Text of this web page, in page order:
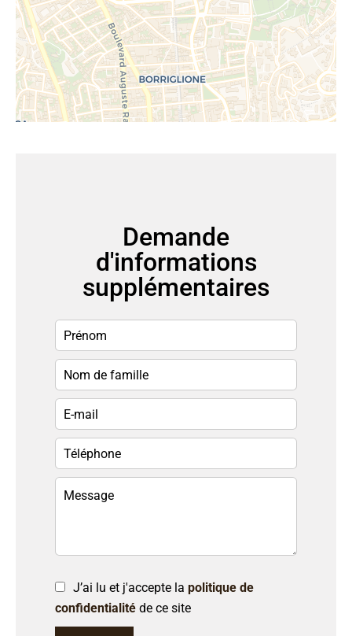
Demande
d'informations
supplémentaires
J’ai lu et j'accepte la politique de
confidentialité de ce site